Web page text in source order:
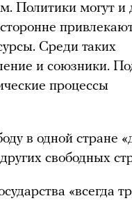
Политики могут
Среди таких
и союзники.
процессы
в одной стране
свободных
«всегда